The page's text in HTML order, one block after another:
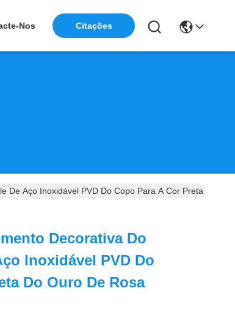
Nos Citações
De Aço Inoxidável PVD Do Copo Para A Cor Preta Do
Decorativa Do
Inoxidável PVD Do
Do Ouro De Rosa